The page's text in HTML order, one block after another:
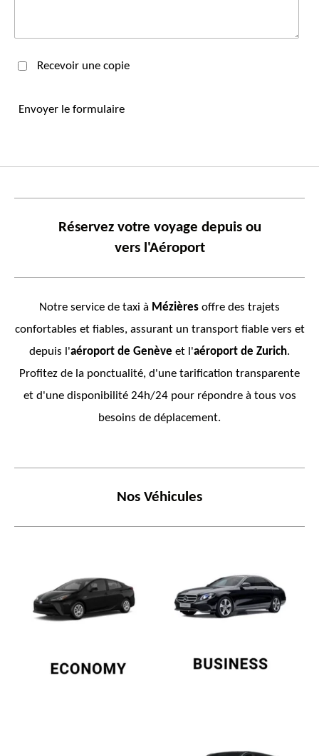
Recevoir une copie
Envoyer le formulaire
Réservez votre voyage depuis ou
versl'Aéroport
Notre service de taxi à Mézières offre des trajets
confortables et fiables, assurant un transport fiable vers et
depuis l'aéroport de Genève et l'aéroport de Zurich.
Profitez de la ponctualité, d'une tarification transparente
et d'une disponibilité 24h/24 pour répondre à tous vos
besoins de déplacement.
Nos Véhicules